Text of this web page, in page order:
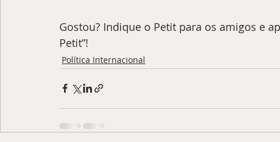
Gostou? Indique o Petit para os amigos e
Petit”!
Política Internacional